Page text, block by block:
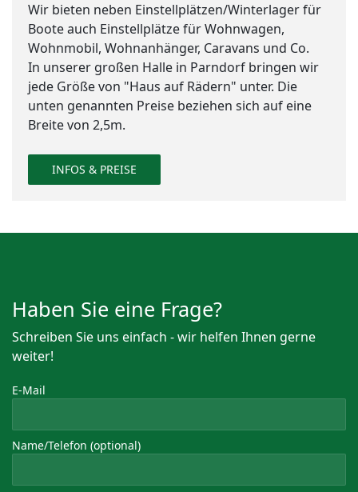
Wir bieten neben Einstellplätzen/Winterlager für
Boote auch Einstellplätze für Wohnwagen,
Wohnmobil, Wohnanhänger, Caravans und Co.
In unserer großen Halle in Parndorf bringen wir
jede Größe von "Haus auf Rädern" unter. Die
unten genannten Preise beziehen sich auf eine
Breite von 2,5m.
INFOS & PREISE
Haben Sie eine Frage?
Schreiben Sie uns einfach - wir helfen Ihnen gerne
weiter!
E-Mail
Name/Telefon (optional)